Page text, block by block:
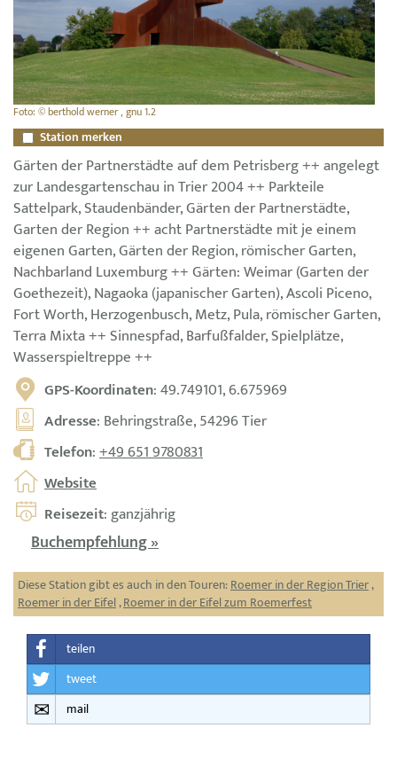
Foto: © berthold werner , gnu 1.2
Station merken
Gärten der Partnerstädte auf dem Petrisberg ++ angelegt
zur Landesgartenschau in Trier 2004 ++ Parkteile
Sattelpark, Staudenbänder, Gärten der Partnerstädte,
Garten der Region ++ acht Partnerstädte mit je einem
eigenen Garten, Gärten der Region, römischer Garten,
Nachbarland Luxemburg ++ Gärten: Weimar (Garten der
Goethezeit), Nagaoka (japanischer Garten), Ascoli Piceno,
Fort Worth, Herzogenbusch, Metz, Pula, römischer Garten,
Terra Mixta ++ Sinnespfad, Barfußfalder, Spielplätze,
Wasserspieltreppe ++
GPS-Koordinaten: 49.749101, 6.675969
Adresse: Behringstraße, 54296 Tier
Telefon:+49 651 9780831
Website
Reisezeit: ganzjährig
Buchempfehlung »
Diese Station gibt es auch in den Touren:Roemer in der Region Trier,
Roemer in der Eifel,Roemer in der Eifel zum Roemerfest
teilen
tweet
mail